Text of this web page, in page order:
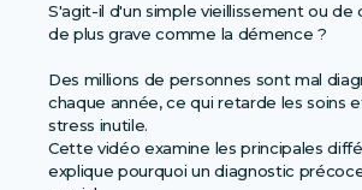
S'agit-il d'un simple vieillissement ou de
de plus grave comme la démence ?
Des millions de personnes sont mal
chaque année, ce qui retarde les soins
stress inutile.
Cette vidéo examine les principales
explique pourquoi un diagnostic